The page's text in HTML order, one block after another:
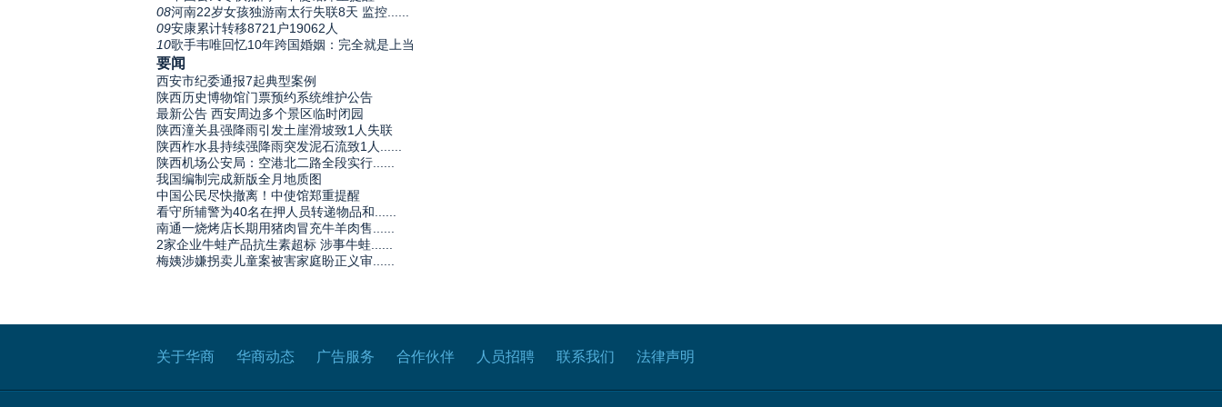
08河南22岁女孩独游南太行失联8天 监控......
09安康累计转移8721户19062人
10歌手韦唯回忆10年跨国婚姻：完全就是上当
要闻
西安市纪委通报7起典型案例
陕西历史博物馆门票预约系统维护公告
最新公告 西安周边多个景区临时闭园
陕西潼关县强降雨引发土崖滑坡致1人失联
陕西柞水县持续强降雨突发泥石流致1人......
陕西机场公安局：空港北二路全段实行......
我国编制完成新版全月地质图
中国公民尽快撤离！中使馆郑重提醒
看守所辅警为40名在押人员转递物品和......
南通一烧烤店长期用猪肉冒充牛羊肉售......
2家企业牛蛙产品抗生素超标 涉事牛蛙......
梅姨涉嫌拐卖儿童案被害家庭盼正义审......
关于华商 华商动态 广告服务 合作伙伴 人员招聘 联系我们 法律声明